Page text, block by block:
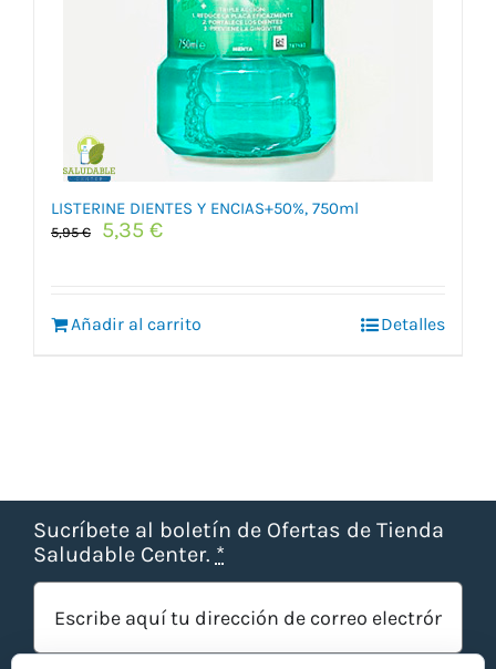
LISTERINE DIENTES Y ENCIAS+50%, 750ml
5,95€
El
5,95 €.
5,35 €El
5,35 €.
Añadir al carrito Detalles
Sucríbete al boletín de Ofertas de Tienda
Saludable Center. *